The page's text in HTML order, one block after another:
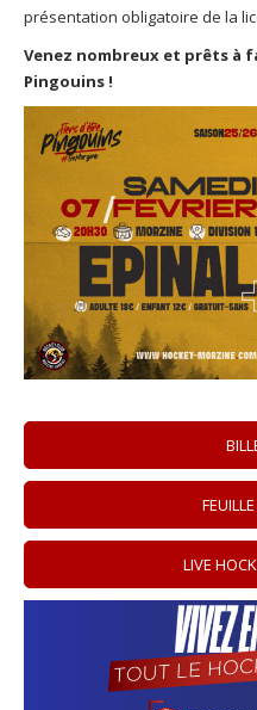
présentation obligatoire de la
Venez nombreux et prêts à
Pingouins !
LIVE